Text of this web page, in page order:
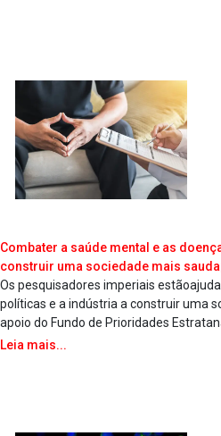
Combater a saúde mental e as
construir uma sociedade mais
Os pesquisadores imperiais
políticas e a indústria a construir uma
apoio do Fundo de Prioridades
Leia mais...